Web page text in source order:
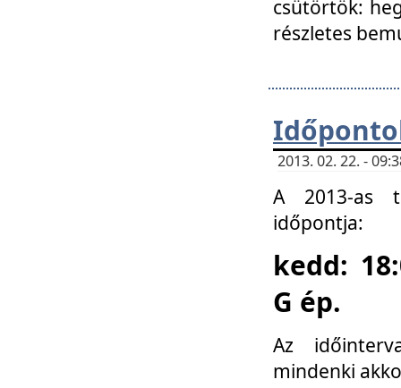
csütörtök:
részletes
2013. 02. 22. -
A 2013-as
időpontja:
kedd:
G ép.
Az
mindenki